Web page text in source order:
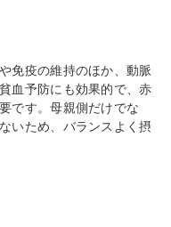
免疫の維持のほか、動脈
血予防にも効果的で、赤
です。母親側だけでな
いため、バランスよく摂